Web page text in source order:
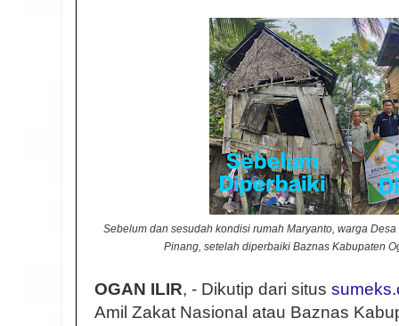
Sebelum dan sesudah kondisi rumah Maryanto, warga
Pinang, setelah diperbaiki Baznas Kabupaten
OGAN ILIR, - Dikutip dari situs
Amil Zakat Nasional atau Baznas